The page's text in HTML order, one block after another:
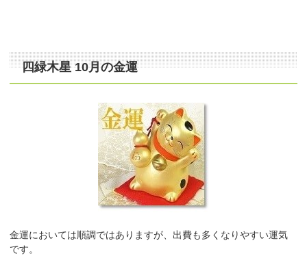
四緑木星 10月の金運
金運においては順調ではありますが、出費も多くなりやすい運気
です。